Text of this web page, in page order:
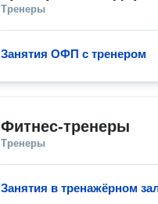
Тренеры
Занятия ОФП с тренером
Фитнес-тренеры
Тренеры
Занятия в тренажёрном